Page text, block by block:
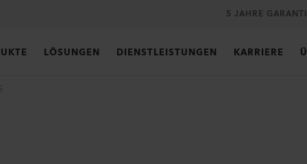
5 JAHRE
LÖSUNGEN DIENSTLEISTUNGEN KARRIERE